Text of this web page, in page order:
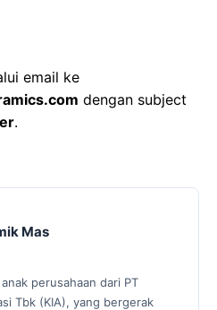
email ke
dengan subject
.
Mas
perusahaan dari PT
Tbk (KIA), yang bergerak